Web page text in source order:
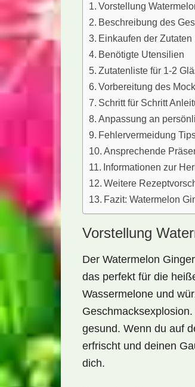
Vorstellung
Beschreibung des
Einkaufen der Zutaten
Benötigte Utensilien
Zutatenliste für 1-2
Vorbereitung des
Schritt für Schritt
Anpassung an
Fehlervermeidung
Ansprechende
Informationen zur
Weitere
Fazit: Watermelon
Vorstellung
Der Watermelon
das perfekt für die
Wassermelone und
gesund. Wenn du auf
erfrischt und deinen
dich.